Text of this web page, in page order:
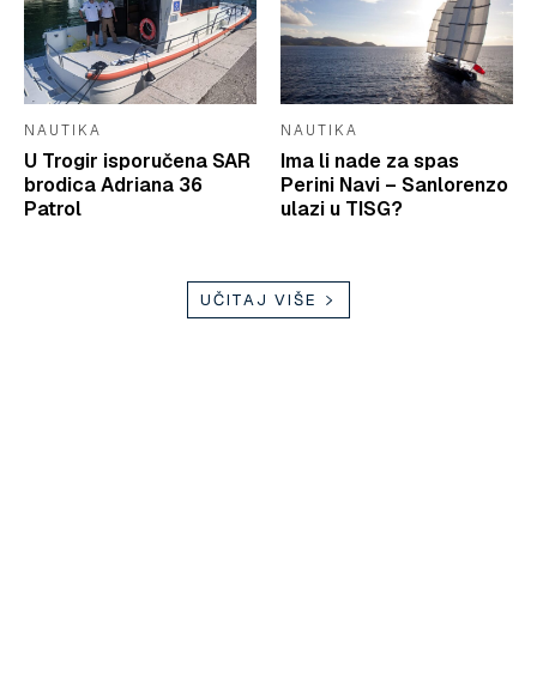
NAUTIKA
U Trogir isporučena SAR
brodica Adriana 36
Patrol
NAUTIKA
Ima li nade za spas
Perini Navi – Sanlorenzo
ulazi u TISG?
UČITAJ VIŠE